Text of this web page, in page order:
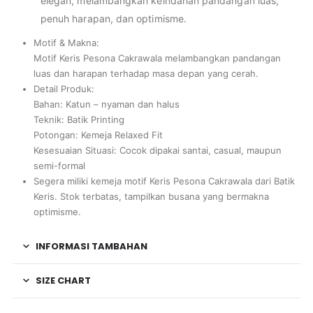
penuh harapan, dan optimisme.
Motif & Makna:
Motif Keris Pesona Cakrawala melambangkan pandangan
luas dan harapan terhadap masa depan yang cerah.
Detail Produk:
Bahan: Katun – nyaman dan halus
Teknik: Batik Printing
Potongan: Kemeja Relaxed Fit
Kesesuaian Situasi: Cocok dipakai santai, casual, maupun
semi-formal
Segera miliki kemeja motif Keris Pesona Cakrawala dari Batik
Keris. Stok terbatas, tampilkan busana yang bermakna
optimisme.
INFORMASI TAMBAHAN
SIZE CHART